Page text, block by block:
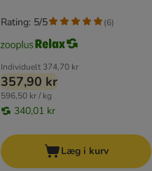
Individuelt 374,70 kr
357,90 kr
596,50 kr / kg
340,01 kr
Rating: 5/5 (6)
Læg i kurv